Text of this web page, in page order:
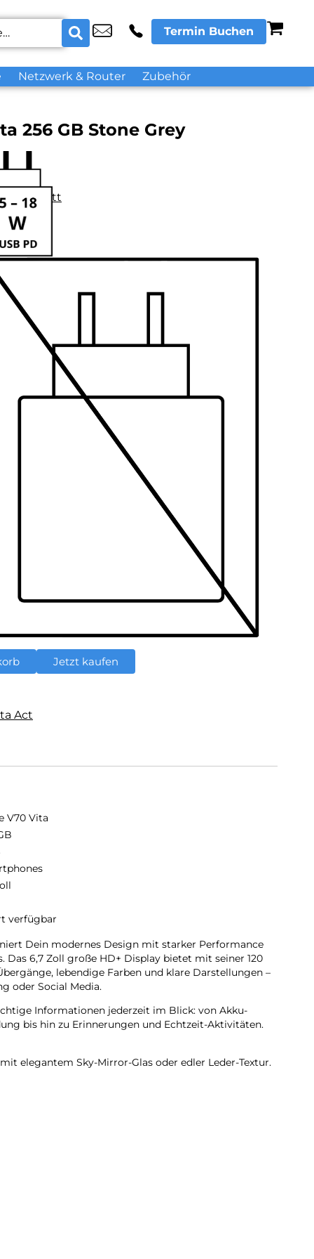
Termin Buchen
Netzwerk & Router Zubehör
256 GB Stone Grey
Jetzt kaufen
Act
V70 Vita
verfügbar
Dein modernes Design mit starker Performance
Das 6,7 Zoll große HD+ Display bietet mit seiner 120
lebendige Farben und klare Darstellungen –
oder Social Media.
Informationen jederzeit im Blick: von Akku-
bis hin zu Erinnerungen und Echtzeit-Aktivitäten.
elegantem Sky-Mirror-Glas oder edler Leder-Textur.
ein Highlight, sondern auch robust und